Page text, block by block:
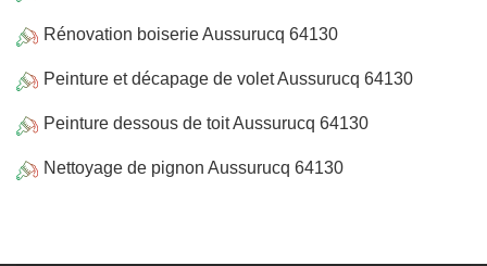
Rénovation boiserie Aussurucq 64130
Peinture et décapage de volet Aussurucq 64130
Peinture dessous de toit Aussurucq 64130
Nettoyage de pignon Aussurucq 64130